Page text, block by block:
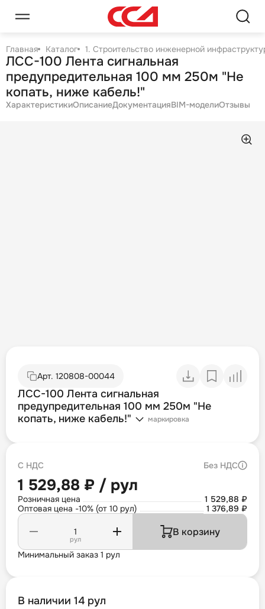
Главная Каталог 1. Строительство инженерной
ЛСС-100 Лента сигнальная
предупредительная 100 мм 250м "Не
копать, ниже кабель!"
ХарактеристикиОписаниеДокументацияBIM-моделиОтзывы
Арт. 120808-00044
ЛСС-100 Лента сигнальная
предупредительная 100 мм 250м "Не
копать, ниже кабель!"
маркировка
С НДС Без НДС
1 529,88 ₽ / рул
Розничная цена
1 529,88 ₽
Оптовая цена -10% (от 10 рул)
1 376,89 ₽
рул
В корзину
Минимальный заказ 1 рул
В наличии 14 рул